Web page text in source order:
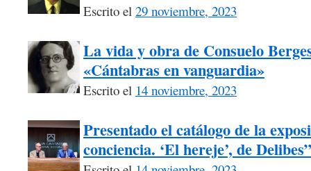
Escrito el 29 noviembre, 2023
La vida y obra de Consuelo
«Cántabras en vanguardia»
Escrito el 14 noviembre, 2023
Presentado el catálogo de la
conciencia. ‘El hereje’, de Delibes”